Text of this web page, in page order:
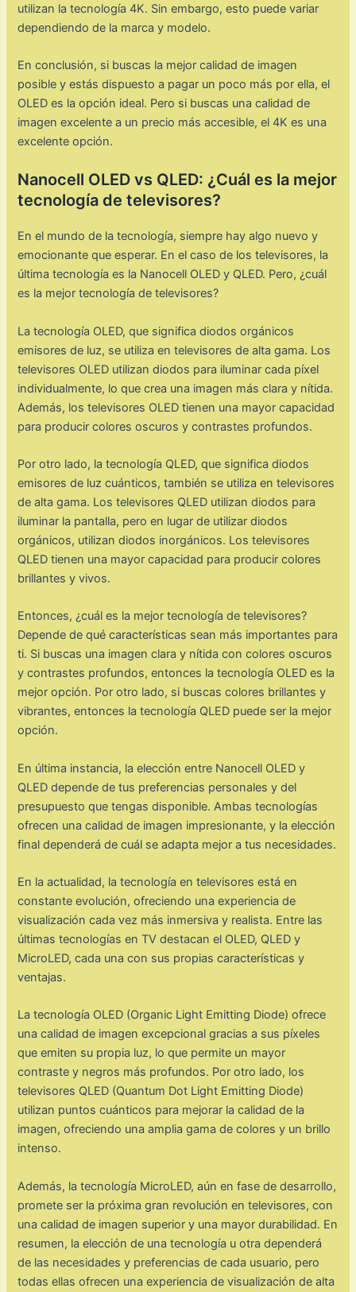
utilizan la tecnología 4K. Sin embargo, esto puede variar
dependiendo de la marca y modelo.
En conclusión, si buscas la mejor calidad de imagen
posible y estás dispuesto a pagar un poco más por ella, el
OLED es la opción ideal. Pero si buscas una calidad de
imagen excelente a un precio más accesible, el 4K es una
excelente opción.
Nanocell OLED vs QLED: ¿Cuál es la mejor
tecnología de televisores?
En el mundo de la tecnología, siempre hay algo nuevo y
emocionante que esperar. En el caso de los televisores, la
última tecnología es la Nanocell OLED y QLED. Pero, ¿cuál
es la mejor tecnología de televisores?
La tecnología OLED, que significa diodos orgánicos
emisores de luz, se utiliza en televisores de alta gama. Los
televisores OLED utilizan diodos para iluminar cada píxel
individualmente, lo que crea una imagen más clara y nítida.
Además, los televisores OLED tienen una mayor capacidad
para producir colores oscuros y contrastes profundos.
Por otro lado, la tecnología QLED, que significa diodos
emisores de luz cuánticos, también se utiliza en televisores
de alta gama. Los televisores QLED utilizan diodos para
iluminar la pantalla, pero en lugar de utilizar diodos
orgánicos, utilizan diodos inorgánicos. Los televisores
QLED tienen una mayor capacidad para producir colores
brillantes y vivos.
Entonces, ¿cuál es la mejor tecnología de televisores?
Depende de qué características sean más importantes para
ti. Si buscas una imagen clara y nítida con colores oscuros
y contrastes profundos, entonces la tecnología OLED es la
mejor opción. Por otro lado, si buscas colores brillantes y
vibrantes, entonces la tecnología QLED puede ser la mejor
opción.
En última instancia, la elección entre Nanocell OLED y
QLED depende de tus preferencias personales y del
presupuesto que tengas disponible. Ambas tecnologías
ofrecen una calidad de imagen impresionante, y la elección
final dependerá de cuál se adapta mejor a tus necesidades.
En la actualidad, la tecnología en televisores está en
constante evolución, ofreciendo una experiencia de
visualización cada vez más inmersiva y realista. Entre las
últimas tecnologías en TV destacan el OLED, QLED y
MicroLED, cada una con sus propias características y
ventajas.
La tecnología OLED (Organic Light Emitting Diode) ofrece
una calidad de imagen excepcional gracias a sus píxeles
que emiten su propia luz, lo que permite un mayor
contraste y negros más profundos. Por otro lado, los
televisores QLED (Quantum Dot Light Emitting Diode)
utilizan puntos cuánticos para mejorar la calidad de la
imagen, ofreciendo una amplia gama de colores y un brillo
intenso.
Además, la tecnología MicroLED, aún en fase de desarrollo,
promete ser la próxima gran revolución en televisores, con
una calidad de imagen superior y una mayor durabilidad. En
resumen, la elección de una tecnología u otra dependerá
de las necesidades y preferencias de cada usuario, pero
todas ellas ofrecen una experiencia de visualización de alta